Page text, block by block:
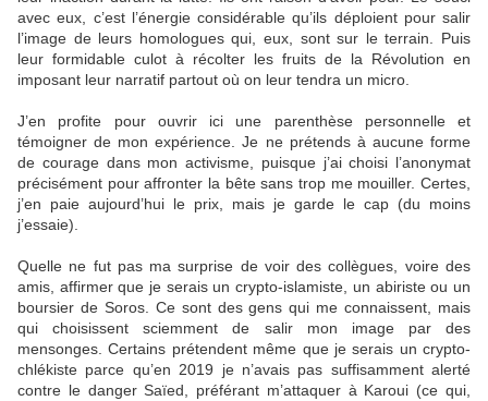
avec eux, c’est l’énergie considérable qu’ils déploient pour salir
l’image de leurs homologues qui, eux, sont sur le terrain. Puis
leur formidable culot à récolter les fruits de la Révolution en
imposant leur narratif partout où on leur tendra un micro.
J’en profite pour ouvrir ici une parenthèse personnelle et
témoigner de mon expérience. Je ne prétends à aucune forme
de courage dans mon activisme, puisque j’ai choisi l’anonymat
précisément pour affronter la bête sans trop me mouiller. Certes,
j’en paie aujourd’hui le prix, mais je garde le cap (du moins
j’essaie).
Quelle ne fut pas ma surprise de voir des collègues, voire des
amis, affirmer que je serais un crypto-islamiste, un abiriste ou un
boursier de Soros. Ce sont des gens qui me connaissent, mais
qui choisissent sciemment de salir mon image par des
mensonges. Certains prétendent même que je serais un crypto-
chlékiste parce qu’en 2019 je n’avais pas suffisamment alerté
contre le danger Saïed, préférant m’attaquer à Karoui (ce qui,